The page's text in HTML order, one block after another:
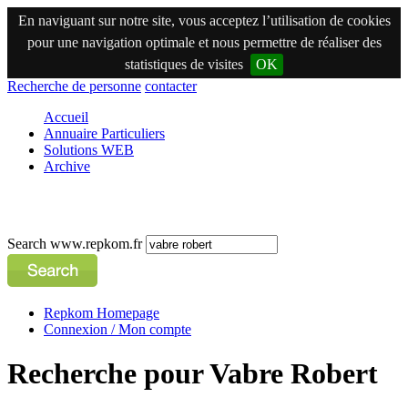
En naviguant sur notre site, vous acceptez l’utilisation de cookies
pour une navigation optimale et nous permettre de réaliser des
statistiques de visites
OK
Recherche de personne contacter
Accueil
Annuaire Particuliers
Solutions WEB
Archive
Search www.repkom.fr
Repkom Homepage
Connexion / Mon compte
Recherche pour Vabre Robert